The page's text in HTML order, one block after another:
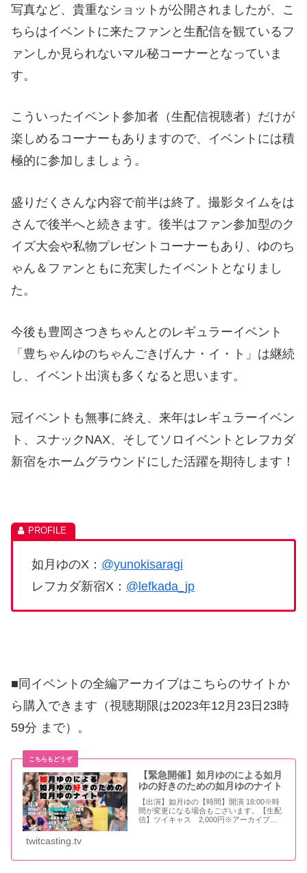
写真など、貴重なショットが公開されましたが、こ
ちらはイベントに来たファンと生配信を観ているフ
ァンしか見られないマル秘コーナーとなっていま
す。
こういったイベント参加者（生配信視聴者）だけが
楽しめるコーナーもありますので、イベントには積
極的に参加しましょう。
盛りだくさんな内容で前半は終了。撮影タイムをは
さんで後半へと続きます。後半はファン参加型のク
イズ大会や私物プレゼントコーナーもあり、ゆのち
ゃん＆ファンともに充実したイベントとなりまし
た。
今後も豊岡さつきちゃんとのレギュラーイベント
「豊ちゃんゆのちゃんごきげんナ・イ・ト」は継続
し、イベント出演も多くなると思います。
冠イベントも無事に終え、来年はレギュラーイベン
ト、スナックNAX、そしてソロイベントとレフカダ
新宿をホームグラウンドにした活躍を期待します！
如月ゆのX： @yunokisaragi
レフカダ新宿X： @lefkada_jp
■同イベントの全編アーカイブはこちらのサイトか
ら購入できます（視聴期限は2023年12月23日23時
59分 まで）。
【緊急開催】如月ゆのによる如月
ゆの好きのための如月ゆのナイト
【出演】如月ゆの【時間】開演 18:00※時
間が変更になる場合もございます。【生配
信】ツイキャス 2,000円※アーカイブあ
twitcasting.tv